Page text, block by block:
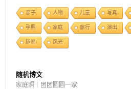
亲子 人物 儿童 写真
孕照 家庭 旅行 演出
随笔 风光
随机博文
家庭照｜团团圆圆一家